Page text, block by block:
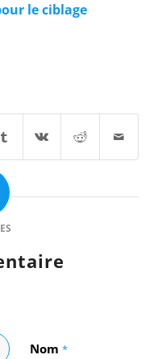
le ciblage
Nom *